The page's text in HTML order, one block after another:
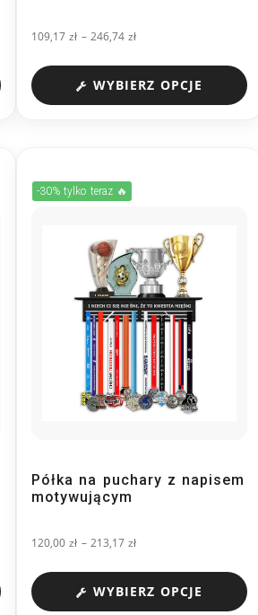
109,17zł – 246,74zł
WYBIERZ OPCJE
-30% tylko teraz 🔥
Półka na puchary z napisem
motywującym
120,00zł – 213,17zł
WYBIERZ OPCJE